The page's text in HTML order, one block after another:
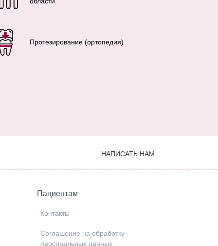
Протезирование (ортопедия)
НАПИСАТЬ НАМ
Пациентам
Контакты
Соглашение на обработку
персональных данных